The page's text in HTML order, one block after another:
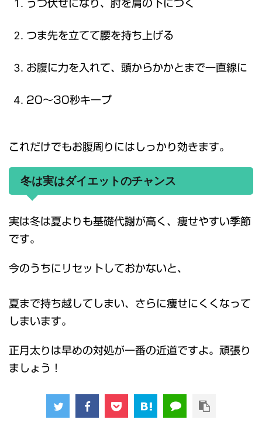
うつ伏せになり、肘を肩の下につく
つま先を立てて腰を持ち上げる
お腹に力を入れて、頭からかかとまで一直線に
20〜30秒キープ
これだけでもお腹周りにはしっかり効きます。
冬は実はダイエットのチャンス
実は冬は夏よりも基礎代謝が高く、痩せやすい季節
です。
今のうちにリセットしておかないと、
夏まで持ち越してしまい、さらに痩せにくくなって
しまいます。
正月太りは早めの対処が一番の近道ですよ。頑張り
ましょう！